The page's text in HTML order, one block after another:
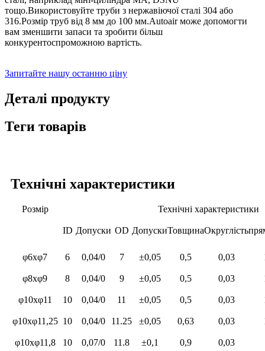
тощо.Використовуйте труби з нержавіючої сталі 304 або
316.Розмір труб від 8 мм до 100 мм.Autoair може допомогти
вам зменшити запаси та зробити більш
конкурентоспроможною вартість.
Запитайте нашу останню ціну
Деталі продукту
Теги товарів
Технічні характеристики
Розмір Технічні характеристики
ID Допуски OD ДопускиТовщинаОкруглість
φ6xφ7 6 0,04/0 7 ±0,05 0,5 0,03
φ8xφ9 8 0,04/0 9 ±0,05 0,5 0,03
φ10xφ11 10 0,04/0 11 ±0,05 0,5 0,03
φ10xφ11,25 10 0,04/0 11.25 ±0,05 0,63 0,03
φ10xφ11,8 10 0,07/0 11.8 ±0,1 0,9 0,03